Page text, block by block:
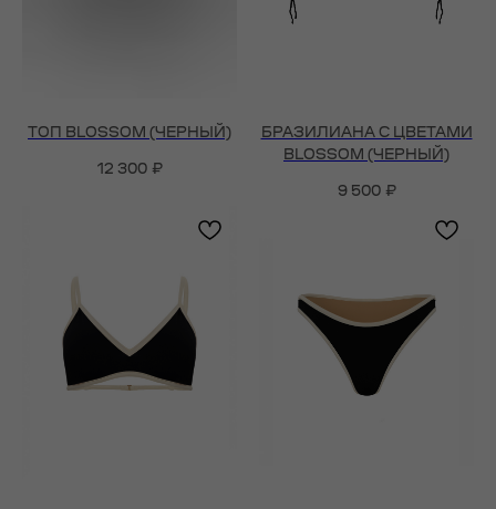
ТОП BLOSSOM (ЧЕРНЫЙ)
12 300 ₽
БРАЗИЛИАНА С ЦВЕТАМИ
BLOSSOM (ЧЕРНЫЙ)
9 500 ₽